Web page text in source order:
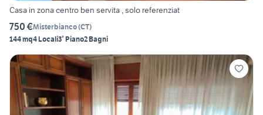
Casa in zona centro ben servita , solo referenziat
750 €Misterbianco(CT)
144 mq4 Locali3° Piano2 Bagni